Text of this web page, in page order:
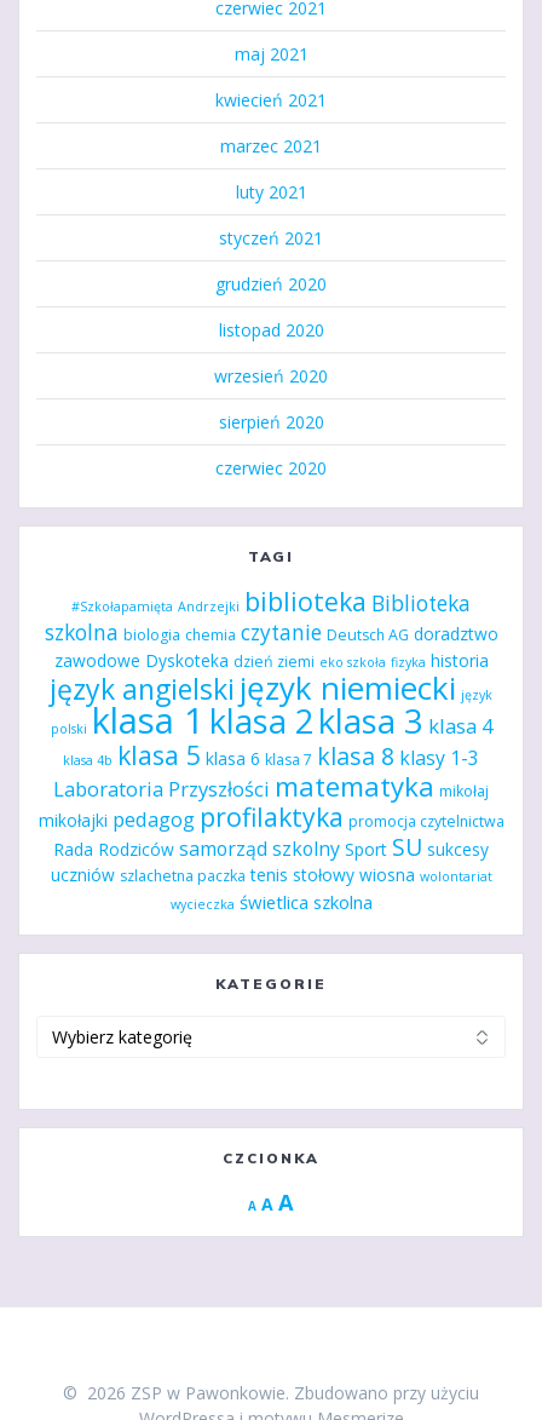
czerwiec 2021
maj 2021
kwiecień 2021
marzec 2021
luty 2021
styczeń 2021
grudzień 2020
listopad 2020
wrzesień 2020
sierpień 2020
czerwiec 2020
TAGI
#Szkołapamięta Andrzejki biblioteka Biblioteka
szkolna biologia chemia czytanie Deutsch AG doradztwo
zawodowe Dyskoteka dzień ziemi eko szkoła fizyka historia
język angielski język niemiecki język
polski klasa 1 klasa 2klasa 3 klasa 4
klasa 4b klasa 5 klasa 6 klasa 7 klasa 8 klasy 1-3
Laboratoria Przyszłości matematyka mikołaj
mikołajki pedagog profilaktyka promocja czytelnictwa
Rada Rodziców samorząd szkolny Sport SU sukcesy
uczniów szlachetna paczka tenis stołowy wiosna wolontariat
wycieczka świetlica szkolna
KATEGORIE
CZCIONKA
A Decrease
A Reset
A
© 2026 ZSP w Pawonkowie. Zbudowano przy użyciu